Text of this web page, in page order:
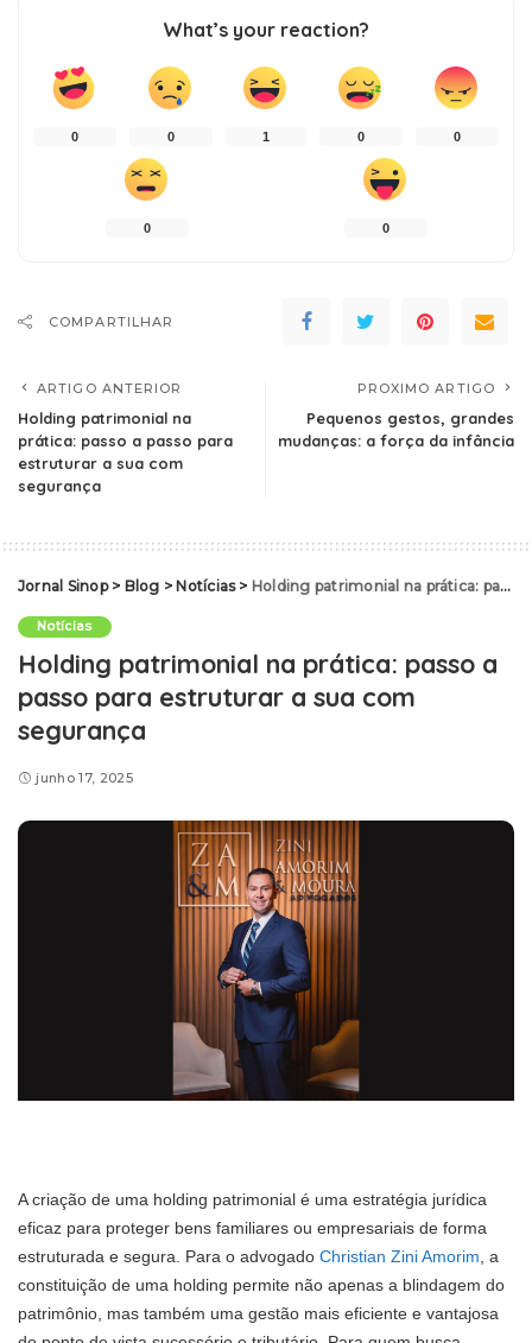
What’s your reaction?
0 0 1 0 0
0 0
COMPARTILHAR
ARTIGO ANTERIOR
Holding patrimonial na
prática: passo a passo para
estruturar a sua com
segurança
PROXIMO ARTIGO
Pequenos gestos, grandes
mudanças: a força da infância
Jornal Sinop> Blog > Notícias> Holding patrimonial na prática: passo a passo para estruturar a sua com segurança
Notícias
Holding patrimonial na prática: passo a
passo para estruturar a sua com
segurança
junho 17, 2025
A criação de uma holding patrimonial é uma estratégia jurídica
eficaz para proteger bens familiares ou empresariais de forma
estruturada e segura. Para o advogado Christian Zini Amorim , a
constituição de uma holding permite não apenas a blindagem do
patrimônio, mas também uma gestão mais eficiente e vantajosa